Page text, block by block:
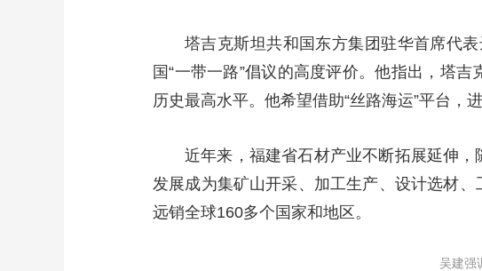
塔吉克斯坦共和国东方集团驻华首席代
国“一带一路”倡议的高度评价。他指出，塔
历史最高水平。他希望借助“丝路海运”平台，
近年来，福建省石材产业不断拓展延伸
发展成为集矿山开采、加工生产、设计选材
远销全球160多个国家和地区。
吴建强